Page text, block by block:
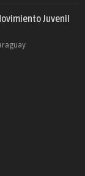
Juvenil